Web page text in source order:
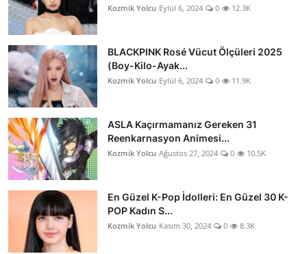
Kozmik Yolcu Eylül 6, 2024 0 12.3K
BLACKPINK Rosé Vücut Ölçüleri 2025
(Boy-Kilo-Ayak...
Kozmik Yolcu Eylül 6, 2024 0 11.9K
ASLA Kaçırmamanız Gereken 31
Reenkarnasyon Animesi...
Kozmik Yolcu Ağustos 27, 2024 0 10.5K
En Güzel K-Pop İdolleri: En Güzel 30 K-
POP Kadın S...
Kozmik Yolcu Kasım 30, 2024 0 8.3K